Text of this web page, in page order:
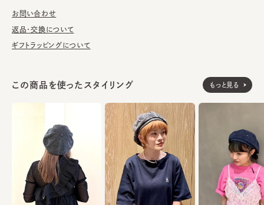
洗濯可能。洗うことにより風合いに多少の変化が起こります。お洗
濯の際は単独手洗いで洗濯後、形を整え陰干ししてください。
※サイズ調節スベリ仕様（サイズを小さくする際は、調節テープを
※加工の仕上がりは個体差があります。
※手洗いの際は付属のアテンションを必ずご参照ください。
表地：綿100%
裏地：綿60% ポリエステル40%
生産国 made in JAPAN
お問い合わせ
返品・交換について
ギフトラッピングについて
この商品を使ったスタイリング もっと見る